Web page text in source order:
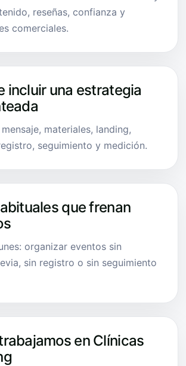
reseñas, confianza y
comerciales.
incluir una estrategia
materiales, landing,
seguimiento y medición.
que frenan
organizar eventos sin
sin registro o sin seguimiento
en Clínicas